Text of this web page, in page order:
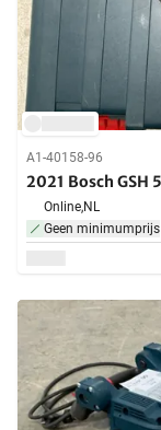
A1-40158-96
Online,NL
Geen minimumprijs